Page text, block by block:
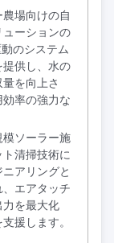
場向けの自
ーションの
のシステム
供し、水の
を向上さ
率の強力な
ソーラー施
清掃技術に
アリングと
エアタッチ
を最大化
援します。